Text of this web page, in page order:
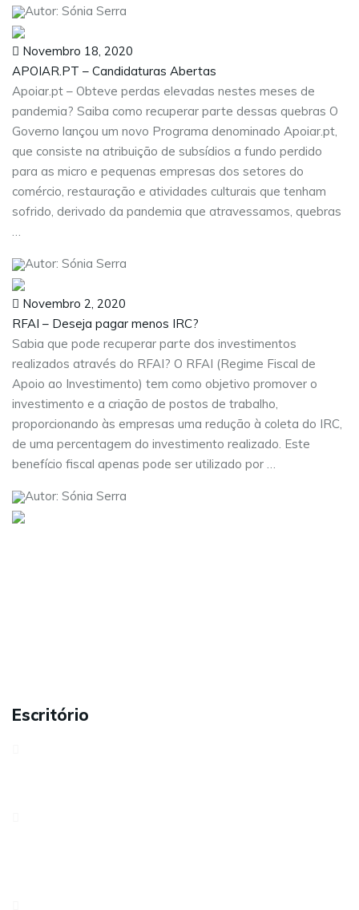
Autor: Sónia Serra
Novembro 18, 2020
APOIAR.PT – Candidaturas Abertas
Apoiar.pt – Obteve perdas elevadas nestes meses de
pandemia? Saiba como recuperar parte dessas quebras O
Governo lançou um novo Programa denominado Apoiar.pt,
que consiste na atribuição de subsídios a fundo perdido
para as micro e pequenas empresas dos setores do
comércio, restauração e atividades culturais que tenham
sofrido, derivado da pandemia que atravessamos, quebras
…
Autor: Sónia Serra
Novembro 2, 2020
RFAI – Deseja pagar menos IRC?
Sabia que pode recuperar parte dos investimentos
realizados através do RFAI? O RFAI (Regime Fiscal de
Apoio ao Investimento) tem como objetivo promover o
investimento e a criação de postos de trabalho,
proporcionando às empresas uma redução à coleta do IRC,
de uma percentagem do investimento realizado. Este
benefício fiscal apenas pode ser utilizado por …
Autor: Sónia Serra
Escritório